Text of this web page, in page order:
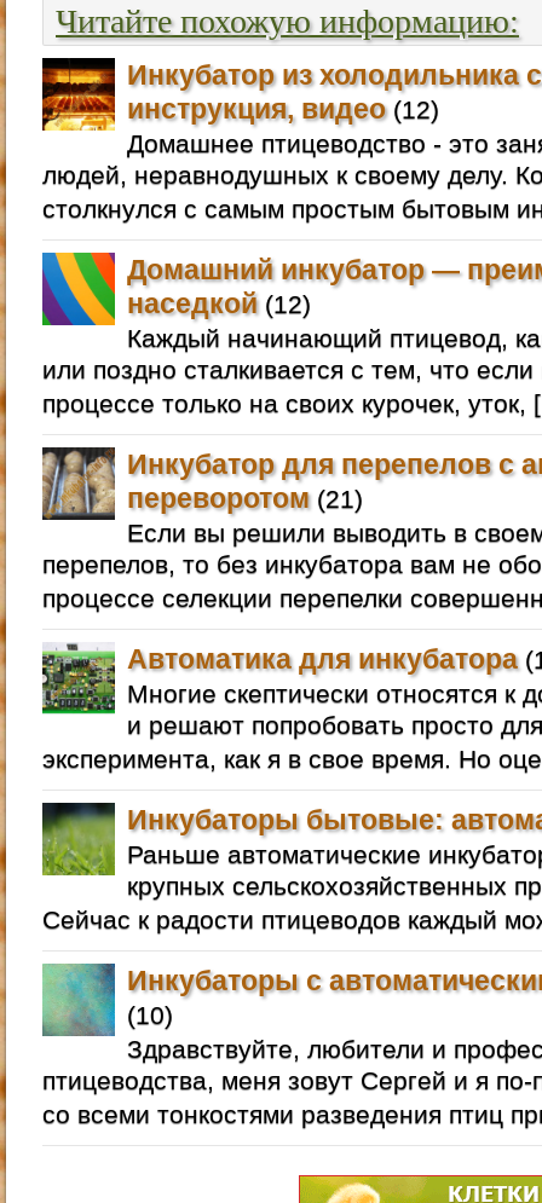
Читайте похожую информацию:
Инкубатор из холодильника
инструкция, видео(12)
Домашнее птицеводство - это
людей, неравнодушных к своему делу.
столкнулся с самым простым бытовым
Домашний инкубатор —
наседкой(12)
Каждый начинающий птицевод,
или поздно сталкивается с тем, что
процессе только на своих курочек,
Инкубатор для перепелов с
переворотом(21)
Если вы решили выводить в
перепелов, то без инкубатора вам не
процессе селекции перепелки
Автоматика для инкубатора
Многие скептически относятся к
и решают попробовать просто
эксперимента, как я в свое время. Но
Инкубаторы бытовые:
Раньше автоматические
крупных сельскохозяйственных
Сейчас к радости птицеводов каждый
Инкубаторы с
(10)
Здравствуйте, любители и
птицеводства, меня зовут Сергей и я
со всеми тонкостями разведения птиц